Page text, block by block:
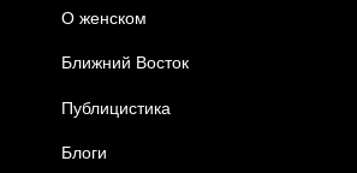
О женском
Ближний Восток
Публицистика
Блоги